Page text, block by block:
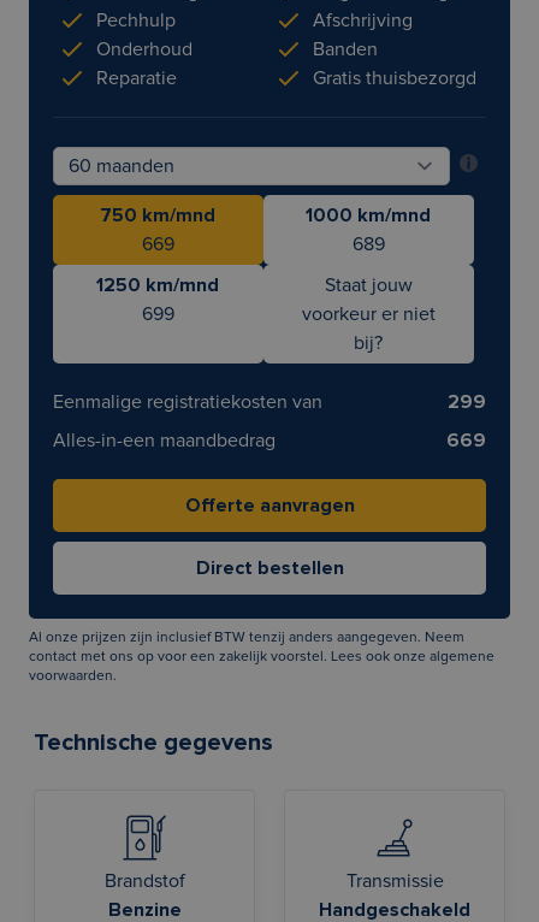
Pechhulp
Onderhoud
Reparatie
Afschrijving
Banden
Gratis thuisbezorgd
750 km/mnd
669
1000 km/mnd
689
1250 km/mnd
699
Staat jouw
voorkeur er niet
bij?
Eenmalige registratiekosten van
299
Alles-in-een maandbedrag
669
Al onze prijzen zijn inclusief BTW tenzij anders aangegeven. Neem
contact met ons op voor een zakelijk voorstel. Lees ook onze algemene
voorwaarden.
Technische gegevens
Brandstof
Benzine
Transmissie
Handgeschakeld